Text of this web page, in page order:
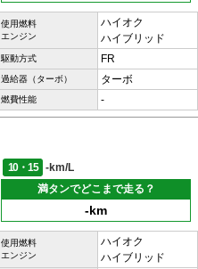
使用燃料
エンジン
ハイオク
ハイブリッド
駆動方式 FR
過給器（ターボ） ターボ
燃費性能 -
10・15
-km/L
満タンでどこまで走る？
-km
使用燃料
エンジン
ハイオク
ハイブリッド